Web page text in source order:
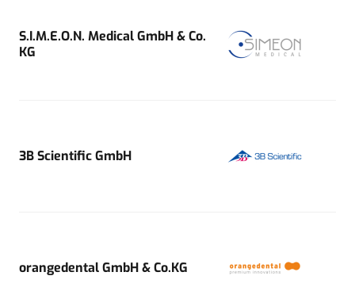
S.I.M.E.O.N. Medical GmbH & Co.
KG
3B Scientific GmbH
orangedental GmbH & Co.KG